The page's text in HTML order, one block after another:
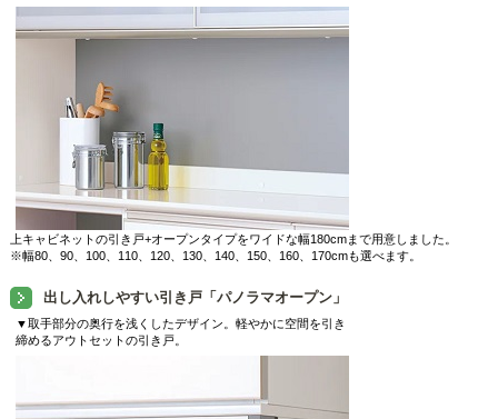
上キャビネットの引き戸+オープンタイプをワイドな幅180cmまで用意しました。
※幅80、90、100、110、120、130、140、150、160、170cmも選べます。
出し入れしやすい引き戸「パノラマオープン」
▼取手部分の奥行を浅くしたデザイン。軽やかに空間を引き
締めるアウトセットの引き戸。